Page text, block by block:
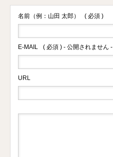
名前（例：山田 太郎） ( 必須 )
E-MAIL ( 必須 ) - 公開されません -
URL